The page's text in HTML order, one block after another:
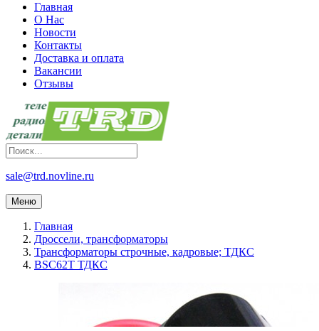
Главная
О Нас
Новости
Контакты
Доставка и оплата
Вакансии
Отзывы
sale@trd.novline.ru
Меню
Главная
Дроссели, трансформаторы
Трансформаторы строчные, кадровые; ТДКС
BSC62T ТДКС